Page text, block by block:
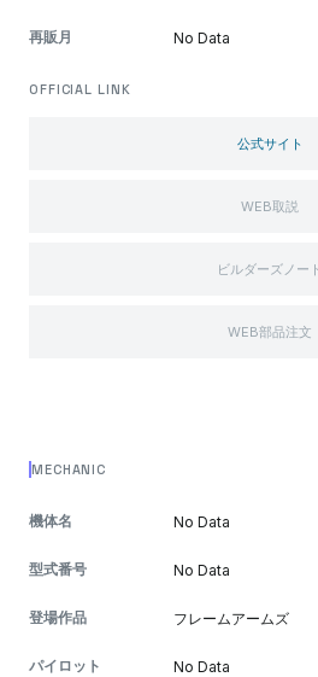
再販月 No Data
OFFICIAL LINK
公式サイト
WEB取説
ビルダーズノート
WEB部品注文
MECHANIC
機体名 No Data
型式番号 No Data
登場作品 フレームアームズ
パイロット No Data